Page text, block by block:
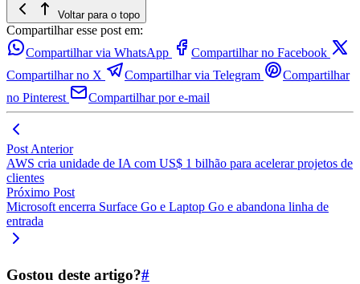
Voltar para o topo
Compartilhar esse post em:
Compartilhar via WhatsApp
Compartilhar no Facebook
Compartilhar no X
Compartilhar via Telegram
Compartilhar
no Pinterest
Compartilhar por e-mail
Post Anterior
AWS cria unidade de IA com US$ 1 bilhão para acelerar projetos de
clientes
Próximo Post
Microsoft encerra Surface Go e Laptop Go e abandona linha de
entrada
Gostou deste artigo?#